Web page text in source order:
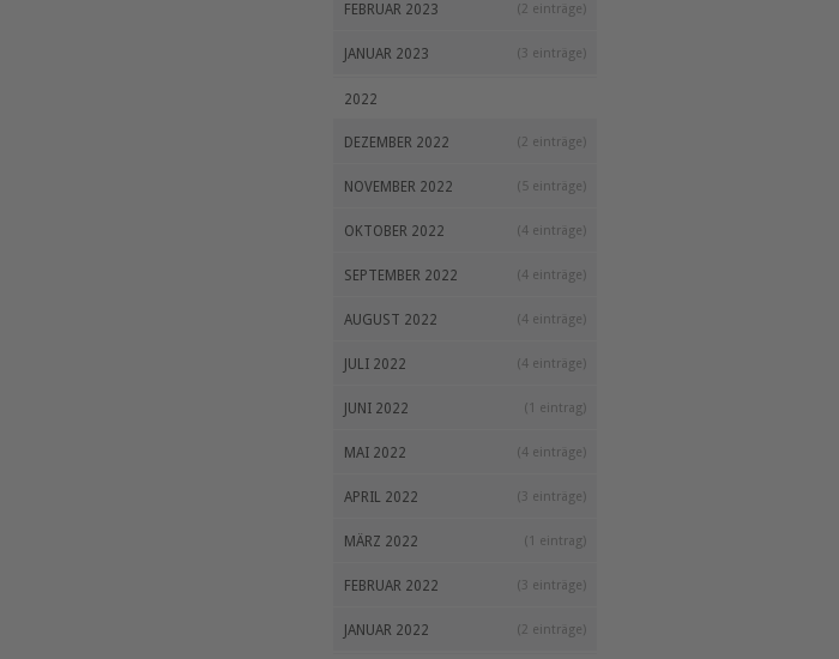
FEBRUAR 2023 (2 einträge)
JANUAR 2023 (3 einträge)
2022
DEZEMBER 2022 (2 einträge)
NOVEMBER 2022 (5 einträge)
OKTOBER 2022 (4 einträge)
SEPTEMBER 2022 (4 einträge)
AUGUST 2022 (4 einträge)
JULI 2022 (4 einträge)
JUNI 2022 (1 eintrag)
MAI 2022 (4 einträge)
APRIL 2022 (3 einträge)
MÄRZ 2022 (1 eintrag)
FEBRUAR 2022 (3 einträge)
JANUAR 2022 (2 einträge)